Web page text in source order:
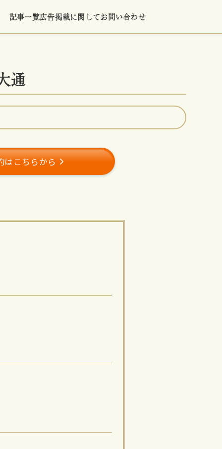
記事一覧広告掲載に関してお問い合わせ
通
はこちらから